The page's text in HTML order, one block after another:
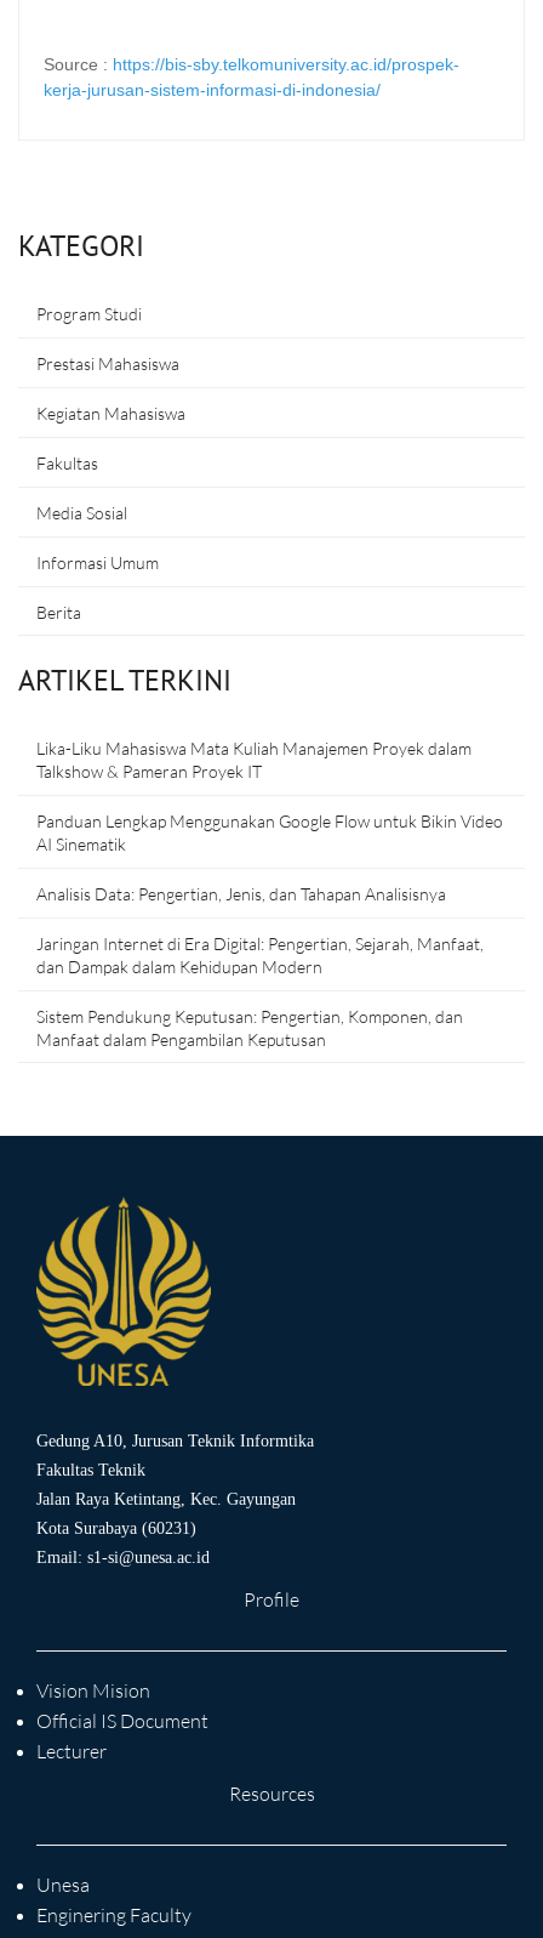
Source : https://bis-sby.telkomuniversity.ac.id/prospek-
kerja-jurusan-sistem-informasi-di-indonesia/
KATEGORI
Program Studi
Prestasi Mahasiswa
Kegiatan Mahasiswa
Fakultas
Media Sosial
Informasi Umum
Berita
ARTIKEL TERKINI
Lika-Liku Mahasiswa Mata Kuliah Manajemen Proyek dalam
Talkshow & Pameran Proyek IT
Panduan Lengkap Menggunakan Google Flow untuk Bikin Video
AI Sinematik
Analisis Data: Pengertian, Jenis, dan Tahapan Analisisnya
Jaringan Internet di Era Digital: Pengertian, Sejarah, Manfaat,
dan Dampak dalam Kehidupan Modern
Sistem Pendukung Keputusan: Pengertian, Komponen, dan
Manfaat dalam Pengambilan Keputusan
Gedung A10, Jurusan Teknik Informtika
Fakultas Teknik
Jalan Raya Ketintang, Kec. Gayungan
Kota Surabaya (60231)
Email: s1-si@unesa.ac.id
Profile
Vision Mision
Official IS Document
Lecturer
Resources
Unesa
Enginering Faculty